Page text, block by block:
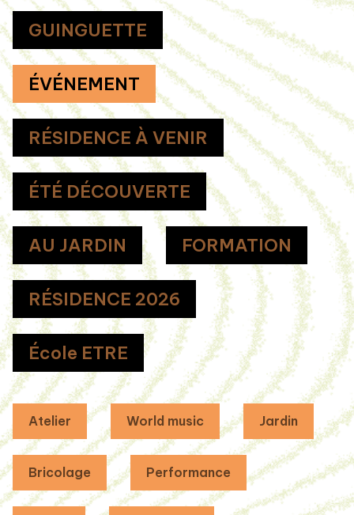
GUINGUETTE
ÉVÉNEMENT
RÉSIDENCE À VENIR
ÉTÉ DÉCOUVERTE
AU JARDIN FORMATION
RÉSIDENCE 2026
École ETRE
Atelier World music Jardin
Bricolage Performance